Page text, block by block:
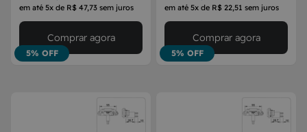
em até 5x de R$ 47,73 sem juros
5% OFF
Comprar agora
em até 5x de R$ 22,51 sem juros
5% OFF
Comprar agora